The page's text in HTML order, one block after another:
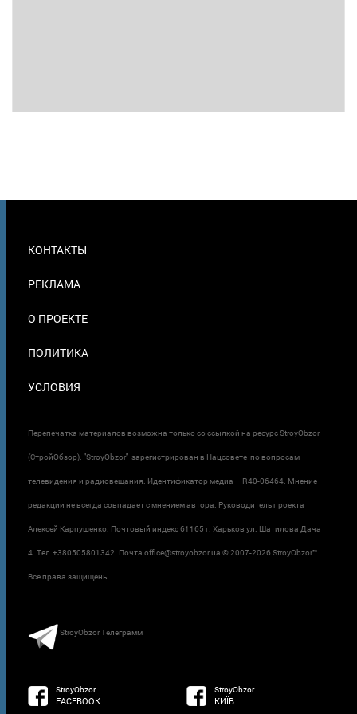
В
КОНТАКТЫ
РЕКЛАМА
О ПРОЕКТЕ
ПОЛИТИКА
УСЛОВИЯ
Перепечатка материалов возможна только со ссылкой на ресурс StroyObzor
(СтройОбзор). "StroyObzor" зарегистрирован в Нацсовете по вопросам
телевидения и радиовещания. Идентификатор медиа – R40-06464. Мнение
редакции не всегда совпадает с мнением автора. Руководитель проекта
Алексей Карпушенко. Почтовый индекс 61165 г. Харьков ул. Шатилова Дача
4. Тел.+380505801342. Почта office@stroyobzor.ua © 2007-2026 StroyObzor™.
Все права защищены.
StroyObzor Телеграмм
StroyObzor
FACEBOOK
StroyObzor
КИЇВ